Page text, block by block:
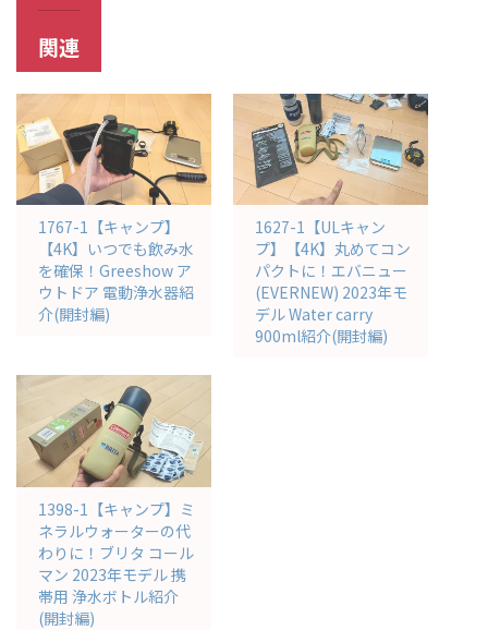
関連
1767-1【キャンプ】
【4K】いつでも飲み水
を確保！Greeshow ア
ウトドア 電動浄水器紹
介(開封編)
1627-1【ULキャン
プ】【4K】丸めてコン
パクトに！エバニュー
(EVERNEW) 2023年モ
デル Water carry
900ml紹介(開封編)
1398-1【キャンプ】ミ
ネラルウォーターの代
わりに！ブリタ コール
マン 2023年モデル 携
帯用 浄水ボトル紹介
(開封編)